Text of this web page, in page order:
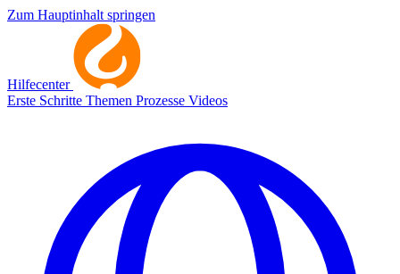
Zum Hauptinhalt springen
Hilfecenter
Erste Schritte Themen Prozesse Videos